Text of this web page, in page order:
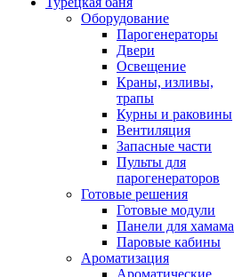
Оборудование
Парогенераторы
Двери
Освещение
Краны, изливы,
трапы
Курны и раковины
Вентиляция
Запасные части
Пульты для
парогенераторов
Готовые решения
Готовые модули
Панели для хамама
Паровые кабины
Ароматизация
Ароматические